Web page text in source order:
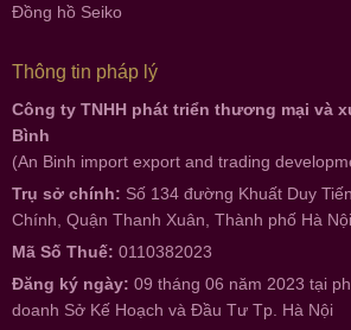
Đồng hồ Seiko
Thông tin pháp lý
Công ty TNHH phát triển thương mại và
Bình
(An Binh import export and trading
Trụ sở chính: Số 134 đường Khuất Duy
Chính, Quận Thanh Xuân, Thành phố Hà
Mã Số Thuế: 0110382023
Đăng ký ngày: 09 tháng 06 năm 2023 tại
doanh Sở Kế Hoạch và Đầu Tư Tp. Hà Nội